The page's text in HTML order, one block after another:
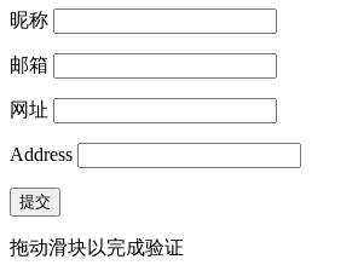
昵称
邮箱
网址
Address
提交
拖动滑块以完成验证